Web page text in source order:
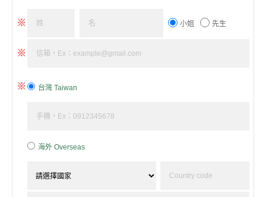
※ 小姐 先生
※
※ 台灣 Taiwan
海外 Overseas